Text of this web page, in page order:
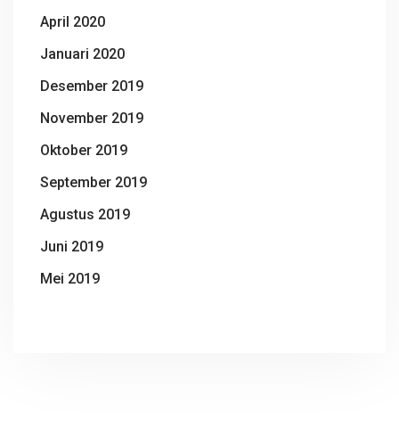
April 2020
Januari 2020
Desember 2019
November 2019
Oktober 2019
September 2019
Agustus 2019
Juni 2019
Mei 2019